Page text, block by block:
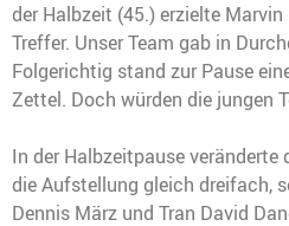
der Halbzeit (45.) erzielte
Treffer. Unser Team gab in
Folgerichtig stand zur Pause
Zettel. Doch würden die jungen
In der Halbzeitpause veränderte
die Aufstellung gleich dreifach,
Dennis März und Tran David